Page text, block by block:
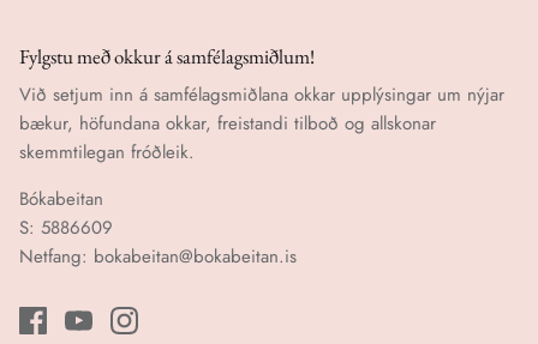
Fylgstu með okkur á samfélagsmiðlum!
Við setjum inn á samfélagsmiðlana okkar upplýsingar um nýjar
bækur, höfundana okkar, freistandi tilboð og allskonar
skemmtilegan fróðleik.
Bókabeitan
S: 5886609
Netfang: bokabeitan@bokabeitan.is